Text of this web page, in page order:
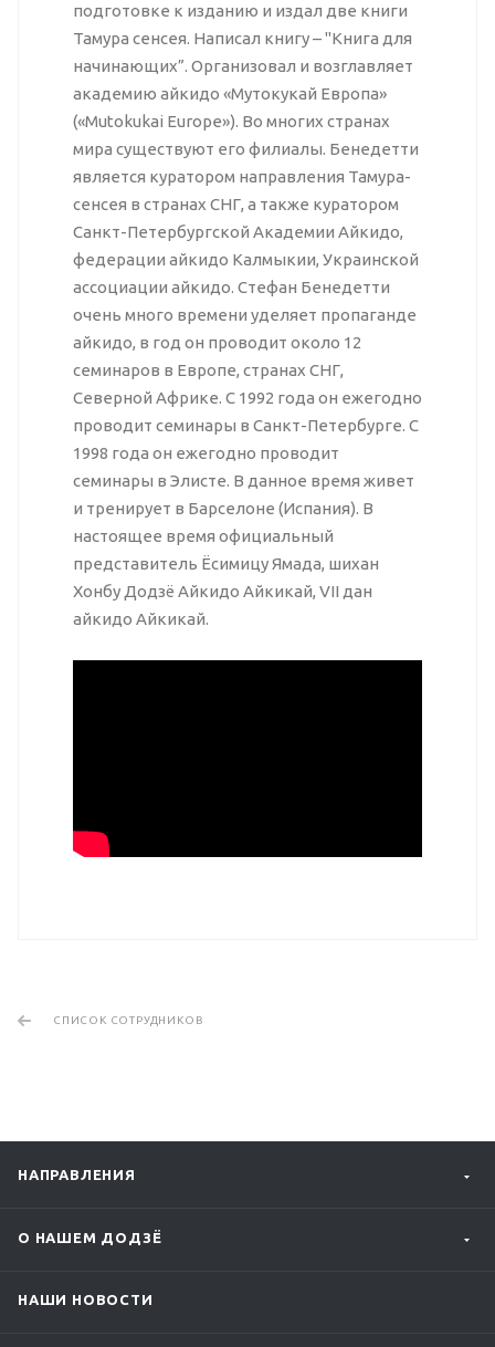
подготовке к изданию и издал две книги
Тамура сенсея. Написал книгу – "Книга для
начинающих”. Организовал и возглавляет
академию айкидо «Мутокукай Европа»
(«Mutokukai Europe»). Во многих странах
мира существуют его филиалы. Бенедетти
является куратором направления Тамура-
сенсея в странах СНГ, а также куратором
Санкт-Петербургской Академии Айкидо,
федерации айкидо Калмыкии, Украинской
ассоциации айкидо. Стефан Бенедетти
очень много времени уделяет пропаганде
айкидо, в год он проводит около 12
семинаров в Европе, странах СНГ,
Северной Африке. С 1992 года он ежегодно
проводит семинары в Санкт-Петербурге. С
1998 года он ежегодно проводит
семинары в Элисте. В данное время живет
и тренирует в Барселоне (Испания). В
настоящее время официальный
представитель Ёсимицу Ямада, шихан
Хонбу Додзё Айкидо Айкикай, VII дан
айкидо Айкикай.
СПИСОК СОТРУДНИКОВ
НАПРАВЛЕНИЯ
О НАШЕМ ДОДЗЁ
НАШИ НОВОСТИ